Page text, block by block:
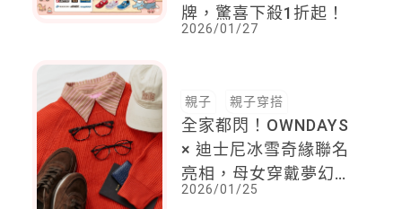
牌，驚喜下殺1折起！
2026/01/27
親子 親子穿搭
全家都閃！OWNDAYS
× 迪士尼冰雪奇緣聯名
亮相，母女穿戴夢幻登
場，爸爸氣場取經木村
2026/01/25